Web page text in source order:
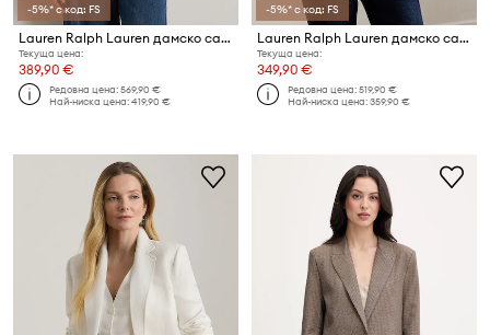
-5%* с код: FS
Lauren Ralph Lauren дамско сако от памук
Текуща цена:
389,90 €
Редовна цена:569,90 €
Най-ниска цена:419,90 €
-5%* с код: FS
Lauren Ralph Lauren дамско сако от лен
Текуща цена:
349,90 €
Редовна цена:519,90 €
Най-ниска цена:359,90 €